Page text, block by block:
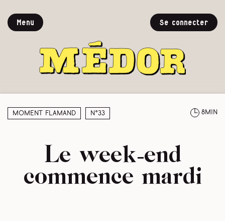
Menu Se connecter
Moment Flamand N°33 8min
Le week-end
commence mardi